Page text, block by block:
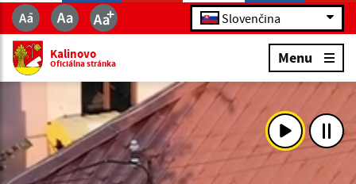
Slovenčina
Kalinovo
Oficiálna stránka Menu